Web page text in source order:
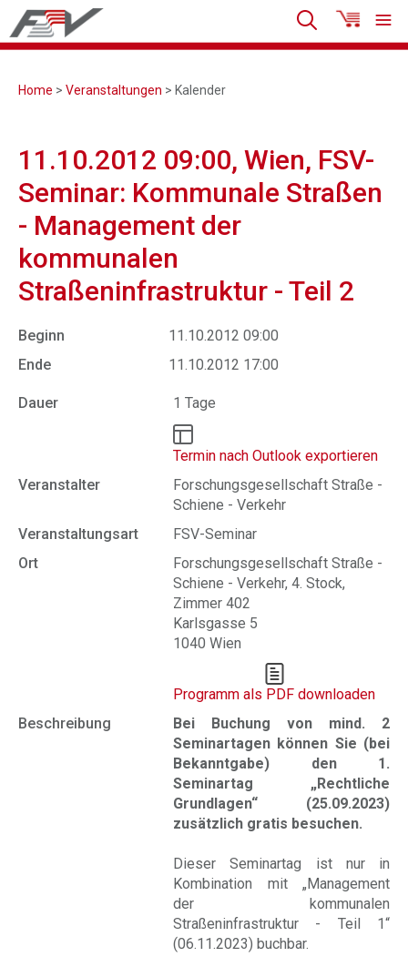
Home > Veranstaltungen > Kalender
11.10.2012 09:00, Wien, FSV-
Seminar: Kommunale Straßen
- Management der
kommunalen
Straßeninfrastruktur - Teil 2
Beginn
11.10.2012 09:00
Ende
11.10.2012 17:00
Dauer 1 Tage
Termin nach Outlook exportieren
Veranstalter
Forschungsgesellschaft Straße -
Schiene - Verkehr
Veranstaltungsart
FSV-Seminar
Ort
Forschungsgesellschaft Straße -
Schiene - Verkehr, 4. Stock,
Zimmer 402
Karlsgasse 5
1040 Wien
Programm als PDF downloaden
Beschreibung
Bei Buchung von mind. 2
Seminartagen können Sie (bei
Bekanntgabe) den 1.
Seminartag „Rechtliche
Grundlagen“ (25.09.2023)
zusätzlich gratis besuchen.
Dieser Seminartag ist nur in
Kombination mit „Management
der kommunalen
Straßeninfrastruktur - Teil 1“
(06.11.2023) buchbar.